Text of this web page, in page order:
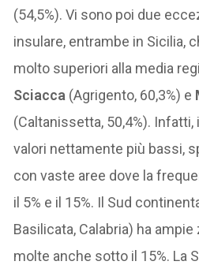
(54,5%). Vi sono poi due
insulare, entrambe in Sicilia,
molto superiori alla media
Sciacca (Agrigento, 60,3%) e
(Caltanissetta, 50,4%).
valori nettamente più bassi,
con vaste aree dove la
il 5% e il 15%. Il Sud
Basilicata, Calabria) ha
molte anche sotto il 15%. La